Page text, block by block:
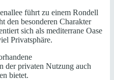
führt zu einem Rondell
den besonderen Charakter
sich als mediterrane Oase
Privatsphäre.
der privaten Nutzung auch
bietet.